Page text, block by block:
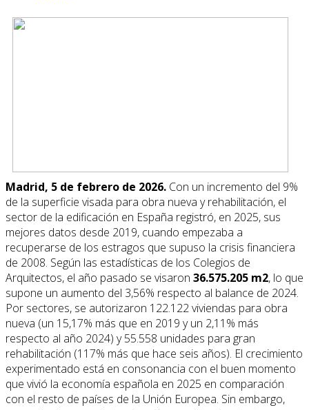
Madrid, 5 de febrero de 2026. Con un incremento del 9%
de la superficie visada para obra nueva y rehabilitación, el
sector de la edificación en España registró, en 2025, sus
mejores datos desde 2019, cuando empezaba a
recuperarse de los estragos que supuso la crisis financiera
de 2008. Según las estadísticas de los Colegios de
Arquitectos, el año pasado se visaron 36.575.205 m2, lo que
supone un aumento del 3,56% respecto al balance de 2024.
Por sectores, se autorizaron 122.122 viviendas para obra
nueva (un 15,17% más que en 2019 y un 2,11% más
respecto al año 2024) y 55.558 unidades para gran
rehabilitación (117% más que hace seis años). El crecimiento
experimentado está en consonancia con el buen momento
que vivió la economía española en 2025 en comparación
con el resto de países de la Unión Europea. Sin embargo,